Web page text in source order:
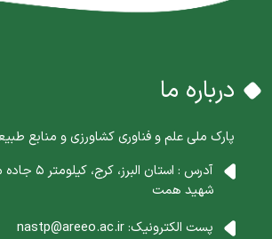
درباره ما
پارک ملی علم و فناوری کشاورزی و منابع
آدرس : استان
شهید همت
پست الکترونیک:nastp@areeo.ac.ir